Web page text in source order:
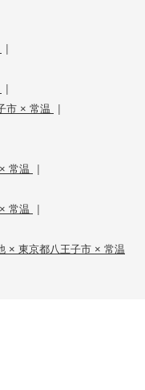
|
|
市 × 常温 |
常温 |
常温 |
× 東京都八王子市 × 常温